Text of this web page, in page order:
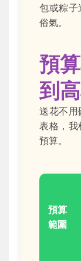
包或粽子
俗氣。
預
到
送花不用
表格，我
預算。
預算
範圍